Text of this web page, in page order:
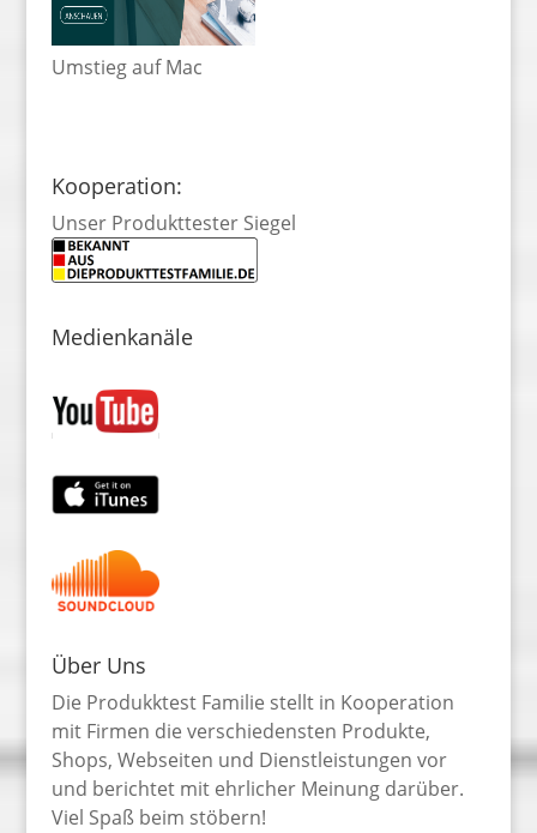
Umstieg auf Mac
Kooperation:
Unser Produkttester Siegel
Medienkanäle
Über Uns
Die Produkktest Familie stellt in Kooperation
mit Firmen die verschiedensten Produkte,
Shops, Webseiten und Dienstleistungen vor
und berichtet mit ehrlicher Meinung darüber.
Viel Spaß beim stöbern!